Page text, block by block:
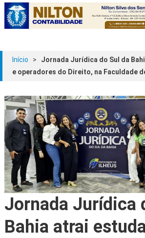
Início >
Jornada Jurídica do Sul da
e operadores do Direito, na Faculdade
Jornada Jurídica
Bahia atrai